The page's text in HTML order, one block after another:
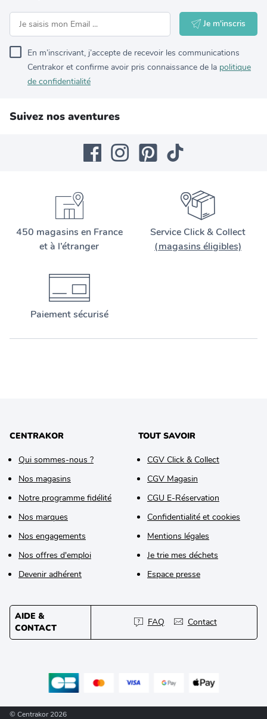
Je m'inscris
En m’inscrivant, j’accepte de recevoir les communications
Centrakor et confirme avoir pris connaissance de la politique
de confidentialité
Suivez nos aventures
450 magasins en France
et à l’étranger
Service Click & Collect
(magasins éligibles)
Paiement sécurisé
CENTRAKOR
Qui sommes-nous ?
Nos magasins
Notre programme fidélité
Nos marques
Nos engagements
Nos offres d'emploi
Devenir adhérent
TOUT SAVOIR
CGV Click & Collect
CGV Magasin
CGU E-Réservation
Confidentialité et cookies
Mentions légales
Je trie mes déchets
Espace presse
AIDE &
CONTACT
FAQ Contact
© Centrakor 2026